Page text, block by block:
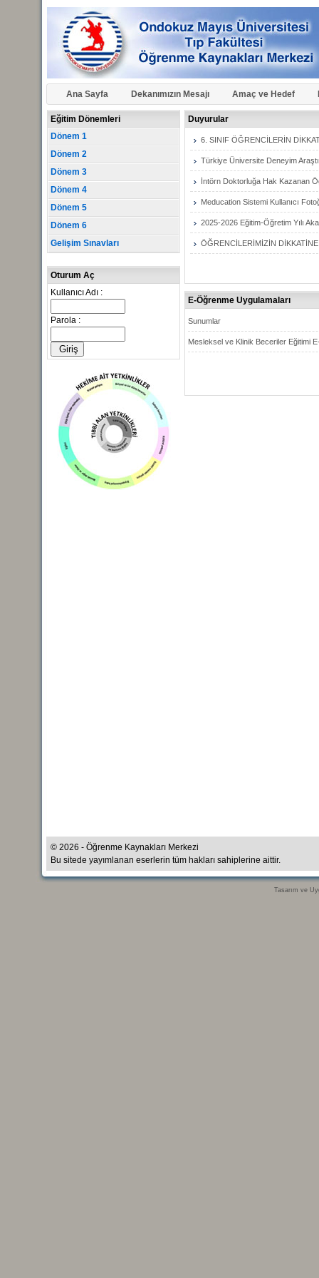
Ana Sayfa Dekanımızın Mesajı Amaç ve Hedef
Eğitim Dönemleri
Dönem 1
Dönem 2
Dönem 3
Dönem 4
Dönem 5
Dönem 6
Gelişim Sınavları
Oturum Aç
Kullanıcı Adı :
Parola :
Duyurular
6. SINIF ÖĞRENCİLERİN
Türkiye Üniversite Deneyim
İntörn Doktorluğa Hak Kazanan
Meducation Sistemi Kullanıcı
2025-2026 Eğitim-Öğretim Yılı
ÖĞRENCİLERİMİZİN
E-Öğrenme Uygulamaları
Sunumlar
Mesleksel ve Klinik Beceriler Eğitimi
© 2026 - Öğrenme Kaynakları Merkezi
Bu sitede yayımlanan eserlerin tüm hakları sahiplerine aittir.
Tasarım ve